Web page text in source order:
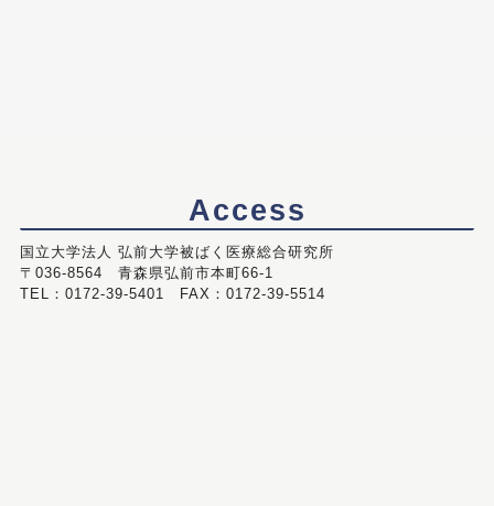
Access
国立大学法人 弘前大学被ばく医療総合研究所
〒036-8564 青森県弘前市本町66-1
TEL：0172-39-5401 FAX：0172-39-5514